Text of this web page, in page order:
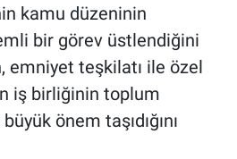
kamu düzeninin
bir görev üstlendiğini
emniyet teşkilatı ile özel
iş birliğinin toplum
önem taşıdığını